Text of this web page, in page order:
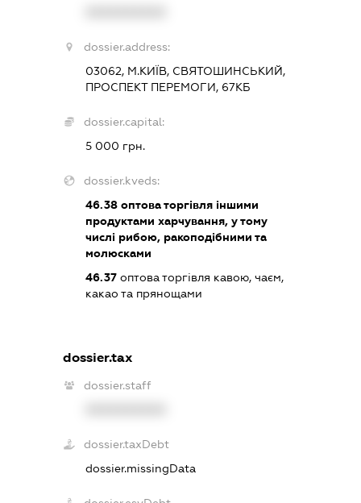
dossier.address:
03062, М.КИЇВ, СВЯТОШИНСЬКИЙ,
ПРОСПЕКТ ПЕРЕМОГИ, 67КБ
dossier.capital:
5 000 грн.
dossier.kveds:
46.38 оптова торгівля іншими
продуктами харчування, у тому
числі рибою, ракоподібними та
молюсками
46.37 оптова торгівля кавою, чаєм,
какао та прянощами
dossier.tax
dossier.staff
dossier.taxDebt
dossier.missingData